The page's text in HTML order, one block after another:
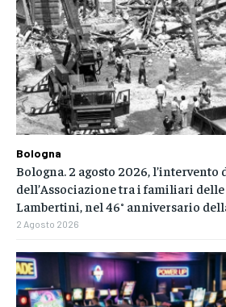
Bologna
Bologna. 2 agosto 2026, l’intervento
dell’Associazione tra i familiari
Lambertini, nel 46° anniversario
2 Agosto 2026